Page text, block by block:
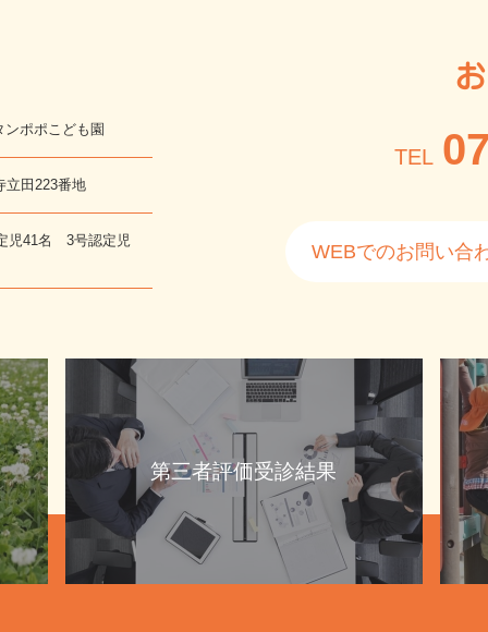
ポポこども園
立田223番地
児41名 3号認定児
TEL
WEBでのお問い合
第三者評価受診結果